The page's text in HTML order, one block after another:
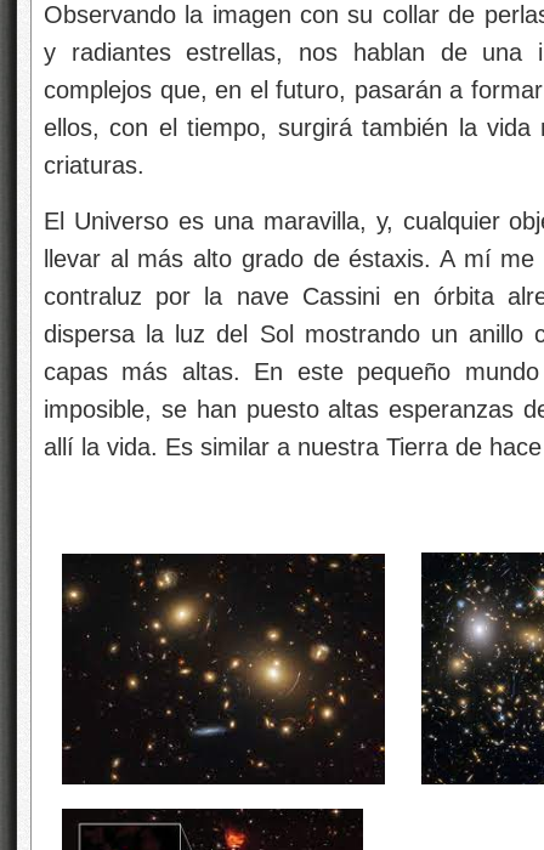
Observando la imagen con su collar de
y radiantes estrellas, nos hablan de una
complejos que, en el futuro, pasarán a
ellos, con el tiempo, surgirá también la
criaturas.
El Universo es una maravilla, y, cualquier
llevar al más alto grado de éstaxis. A mí
contraluz por la nave Cassini en órbita
dispersa la luz del Sol mostrando un anillo
capas más altas. En este pequeño
imposible, se han puesto altas esperanzas
allí la vida. Es similar a nuestra Tierra de